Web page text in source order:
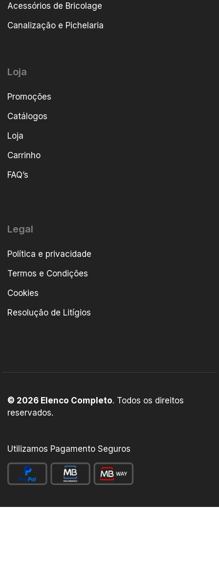
Acessórios de Bricolage
Canalização e Pichelaria
Loja
Promoções
Catálogos
Loja
Carrinho
FAQ’s
Legal
Política e privacidade
Termos e Condições
Cookies
Resolução de Litígios
© 2026 Elenco Completo. Todos os direitos
reservados.
Utilizamos Pagamento Seguros